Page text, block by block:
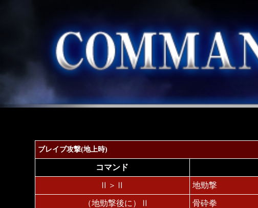
ブレイブ攻撃(地上時)
コマンド
Ⅱ＞Ⅱ 地勁撃
（地勁撃後に）Ⅱ 骨砕拳